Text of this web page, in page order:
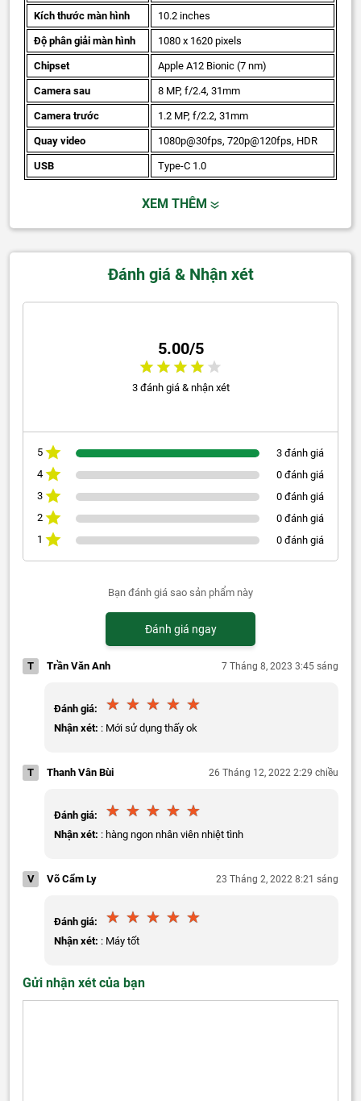
Kích thước màn hình 10.2 inches
Độ phân giải màn hình 1080 x 1620 pixels
Chipset Apple A12 Bionic (7 nm)
Camera sau 8 MP, f/2.4, 31mm
Camera trước 1.2 MP, f/2.2, 31mm
Quay video 1080p@30fps, 720p@120fps, HDR
USB Type-C 1.0
XEM THÊM
Đánh giá & Nhận xét
5.00/5
3 đánh giá & nhận xét
5
3 đánh giá
4
0 đánh giá
3
0 đánh giá
2
0 đánh giá
1
0 đánh giá
Bạn đánh giá sao sản phẩm này
Đánh giá ngay
T Trần Văn Anh 7 Tháng 8, 2023 3:45 sáng
Đánh giá:
Nhận xét: : Mới sử dụng thấy ok
T Thanh Vân Bùi 26 Tháng 12, 2022 2:29 chiều
Đánh giá:
Nhận xét: : hàng ngon nhân viên nhiệt tình
V Võ Cẩm Ly 23 Tháng 2, 2022 8:21 sáng
Đánh giá:
Nhận xét: : Máy tốt
Gửi nhận xét của bạn